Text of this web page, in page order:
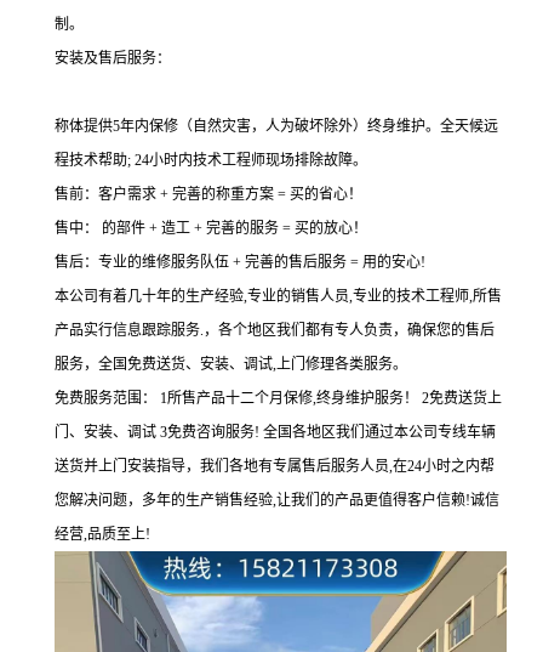
制。
安装及售后服务：
称体提供5年内保修（自然灾害，人为破坏除外）终身维护。全天候远
程技术帮助; 24小时内技术工程师现场排除故障。
售前：客户需求 + 完善的称重方案 = 买的省心！
售中： 的部件 + 造工 + 完善的服务 = 买的放心！
售后：专业的维修服务队伍 + 完善的售后服务 = 用的安心!
本公司有着几十年的生产经验,专业的销售人员,专业的技术工程师,所售
产品实行信息跟踪服务.，各个地区我们都有专人负责，确保您的售后
服务，全国免费送货、安装、调试,上门修理各类服务。
免费服务范围： 1所售产品十二个月保修,终身维护服务！ 2免费送货上
门、安装、调试 3免费咨询服务! 全国各地区我们通过本公司专线车辆
送货并上门安装指导，我们各地有专属售后服务人员,在24小时之内帮
您解决问题，多年的生产销售经验,让我们的产品更值得客户信赖!诚信
经营,品质至上!